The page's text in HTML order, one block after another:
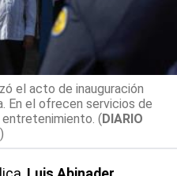
el acto de inauguración
En el ofrecen servicios de
(DIARIO
)